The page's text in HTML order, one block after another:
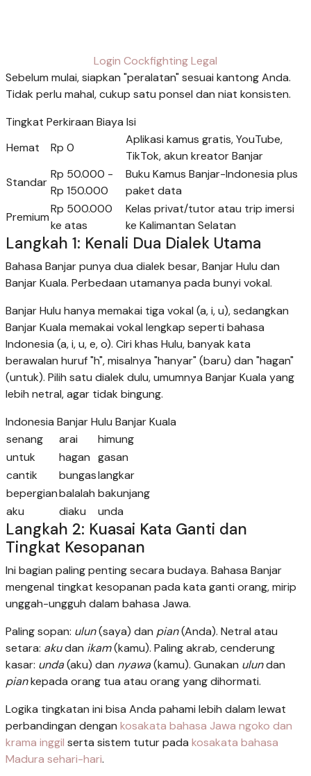
Login Cockfighting Legal
Sebelum mulai, siapkan "peralatan" sesuai kantong Anda.
Tidak perlu mahal, cukup satu ponsel dan niat konsisten.
Tingkat Perkiraan Biaya Isi
Hemat
Rp 0
Aplikasi kamus gratis, YouTube,
TikTok, akun kreator Banjar
Standar
Rp 50.000 -
Rp 150.000
Buku Kamus Banjar-Indonesia plus
paket data
Premium
Rp 500.000
ke atas
Kelas privat/tutor atau trip imersi
ke Kalimantan Selatan
Langkah 1: Kenali Dua Dialek Utama
Bahasa Banjar punya dua dialek besar, Banjar Hulu dan
Banjar Kuala. Perbedaan utamanya pada bunyi vokal.
Banjar Hulu hanya memakai tiga vokal (a, i, u), sedangkan
Banjar Kuala memakai vokal lengkap seperti bahasa
Indonesia (a, i, u, e, o). Ciri khas Hulu, banyak kata
berawalan huruf "h", misalnya "hanyar" (baru) dan "hagan"
(untuk). Pilih satu dialek dulu, umumnya Banjar Kuala yang
lebih netral, agar tidak bingung.
Indonesia Banjar Hulu Banjar Kuala
senang
arai
himung
untuk
hagan gasan
cantik
bungaslangkar
bepergianbalalah bakunjang
aku
diaku unda
Langkah 2: Kuasai Kata Ganti dan
Tingkat Kesopanan
Ini bagian paling penting secara budaya. Bahasa Banjar
mengenal tingkat kesopanan pada kata ganti orang, mirip
unggah-ungguh dalam bahasa Jawa.
Paling sopan: ulun(saya) dan pian(Anda). Netral atau
setara: akudan ikam(kamu). Paling akrab, cenderung
kasar: unda(aku) dan nyawa(kamu). Gunakan ulundan
piankepada orang tua atau orang yang dihormati.
Logika tingkatan ini bisa Anda pahami lebih dalam lewat
perbandingan dengan kosakata bahasa Jawa ngoko dan
krama inggil serta sistem tutur pada kosakata bahasa
Madura sehari-hari.